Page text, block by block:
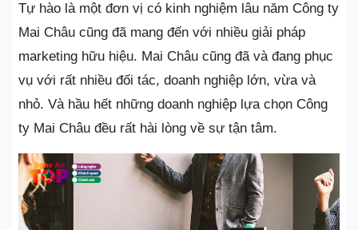
Tự hào là một đơn vị có kinh nghiệm lâu năm Công ty
Mai Châu cũng đã mang đến với nhiều giải pháp
marketing hữu hiệu. Mai Châu cũng đã và đang phục
vụ với rất nhiều đối tác, doanh nghiệp lớn, vừa và
nhỏ. Và hầu hết những doanh nghiệp lựa chọn Công
ty Mai Châu đều rất hài lòng về sự tận tâm.